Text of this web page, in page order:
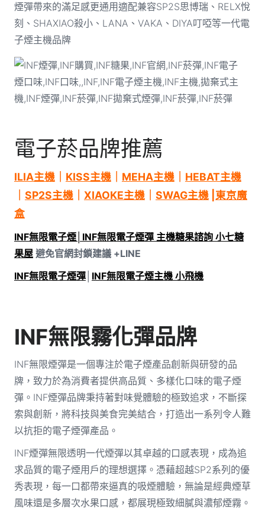
煙彈帶來的滿足感更通用適配兼容SP2S思博瑞、RELX悅
刻、SHAXIAO殺小、LANA、VAKA、DIYA叮啞等一代電
子煙主機品牌
電子菸品牌推薦
ILIA主機｜ KISS主機｜ MEHA主機｜ HEBAT主機
SP2S主機｜ XIAOKE主機｜ SWAG主機| 東京魔
盒
INF無限電子煙│INF無限電子煙彈 主機糖果諮詢 小七糖
果屋避免官網封鎖建議 +LINE
INF無限電子煙彈│ INF無限電子煙主機 小飛機
INF無限霧化彈品牌
INF無限煙彈是一個專注於電子煙產品創新與研發的品
牌，致力於為消費者提供高品質、多樣化口味的電子煙
彈。INF煙彈品牌秉持著對味覺體驗的極致追求，不斷探
索與創新，將科技與美食完美結合，打造出一系列令人難
以抗拒的電子煙彈產品。
INF煙彈無限透明一代煙彈以其卓越的口感表現，成為追
求品質的電子煙用戶的理想選擇。憑藉超越SP2系列的優
秀表現，每一口都帶來逼真的吸煙體驗，無論是經典煙草
風味還是多層次水果口感，都展現極致細膩與濃郁煙霧。